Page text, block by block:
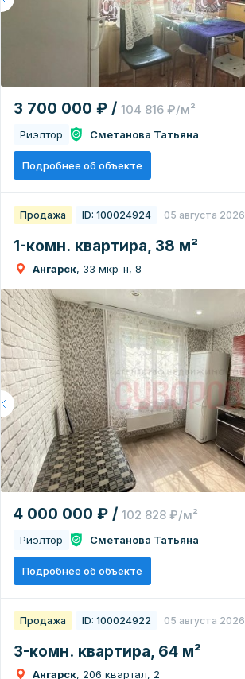
3 700 000 ₽ / 104 816 ₽/м²
Риэлтор Сметанова Татьяна
Подробнее об объекте
Продажа ID: 100024924 05 августа 2026
1-комн. квартира, 38 м²
Ангарск, 33 мкр-н, 8
4 000 000 ₽ / 102 828 ₽/м²
Риэлтор Сметанова Татьяна
Подробнее об объекте
Продажа ID: 100024922 05 августа 2026
3-комн. квартира, 64 м²
Ангарск, 206 квартал, 2